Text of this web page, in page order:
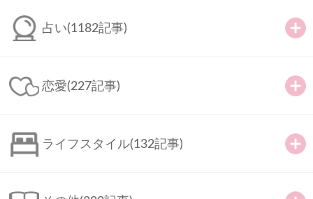
占い(1182記事)
恋愛(227記事)
ライフスタイル(132記事)